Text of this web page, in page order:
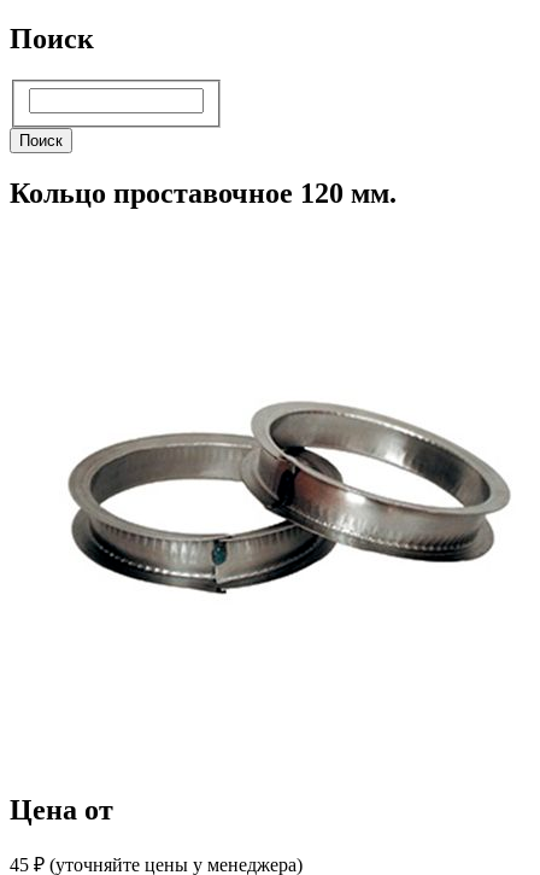
Поиск
Поиск
Кольцо проставочное 120 мм.
Цена от
45 ₽︁ (уточняйте цены у менеджера)